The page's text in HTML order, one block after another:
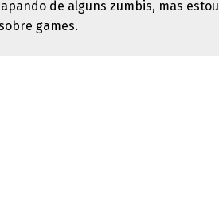
de alguns zumbis, mas estou
games.